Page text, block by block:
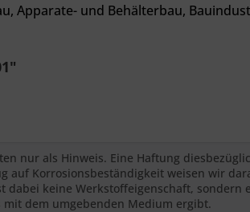
Apparate- und Behälterbau,
nur als Hinweis. Eine Haftung
auf Korrosionsbeständigkeit weisen wir
keine Werkstoffeigenschaft, sondern
dem umgebenden Medium ergibt.